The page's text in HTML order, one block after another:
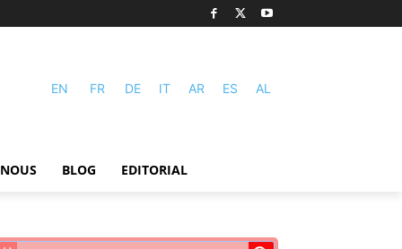
EN FR DE IT AR ES AL
BLOG EDITORIAL